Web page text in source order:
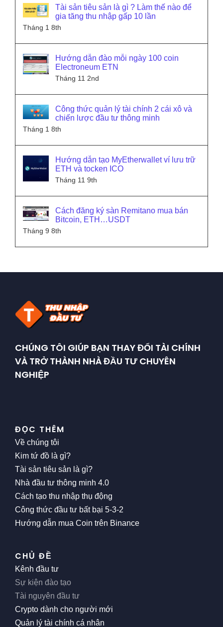
Tài sản tiêu sản là gì ? Làm thế nào để
gia tăng thu nhập gấp 10 lần
Tháng 1 8th
Hướng dẫn đào mỗi ngày 100 coin
Electroneum ETN
Tháng 11 2nd
Công thức quản lý tài chính 2 cái xô và
chiến lược đầu tư thông minh
Tháng 1 8th
Hướng dẫn tạo MyEtherwallet ví lưu trữ
ETH và tocken ICO
Tháng 11 9th
Cách đăng ký sàn Remitano mua bán
Bitcoin, ETH…USDT
Tháng 9 8th
CHÚNG TÔI GIÚP BẠN THAY ĐỔI TÀI CHÍNH
VÀ TRỞ THÀNH NHÀ ĐẦU TƯ CHUYÊN
NGHIỆP
ĐỌC THÊM
Về chúng tôi
Kim tứ đồ là gì?
Tài sản tiêu sản là gì?
Nhà đầu tư thông minh 4.0
Cách tạo thu nhập thụ động
Công thức đầu tư bất bại 5-3-2
Hướng dẫn mua Coin trên Binance
CHỦ ĐỀ
Kênh đầu tư
Sự kiện đào tạo
Tài nguyên đầu tư
Crypto dành cho người mới
Quản lý tài chính cá nhân